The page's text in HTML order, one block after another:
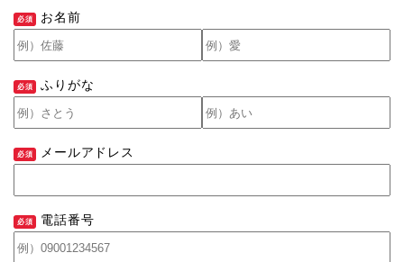
お名前
ふりがな
メールアドレス
電話番号